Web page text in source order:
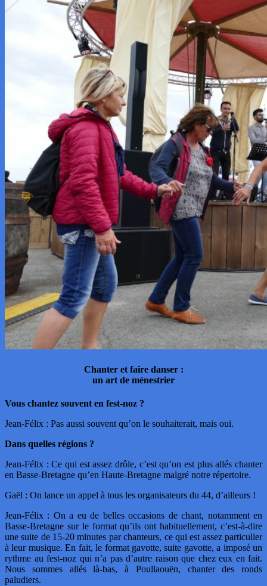
Chanter et faire danser :
un art de ménestrier
Vous chantez souvent en fest-noz ?
Jean-Félix : Pas aussi souvent qu’on le souhaiterait, mais oui.
Dans quelles régions ?
Jean-Félix : Ce qui est assez drôle, c’est qu’on est plus allés chanter
en Basse-Bretagne qu’en Haute-Bretagne malgré notre répertoire.
Gaël : On lance un appel à tous les organisateurs du 44, d’ailleurs !
Jean-Félix : On a eu de belles occasions de chant, notamment en
Basse-Bretagne sur le format qu’ils ont habituellement, c’est-à-dire
une suite de 15-20 minutes par chanteurs, ce qui est assez particulier
à leur musique. En fait, le format gavotte, suite gavotte, a imposé un
rythme au fest-noz qui n’a pas d’autre raison que chez eux en fait.
Nous sommes allés là-bas, à Poullaouën, chanter des ronds
paludiers.